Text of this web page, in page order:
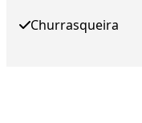
Churrasqueira